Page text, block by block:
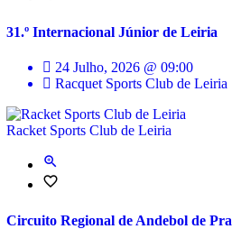
31.º Internacional Júnior de Leiria
24 Julho, 2026 @ 09:00
Racquet Sports Club de Leiria
Racket Sports Club de Leiria
Circuito Regional de Andebol de